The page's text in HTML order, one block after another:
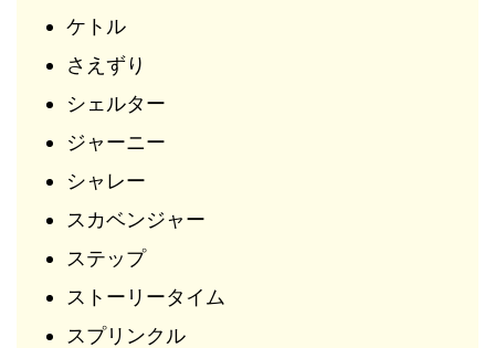
ケトル
さえずり
シェルター
ジャーニー
シャレー
スカベンジャー
ステップ
ストーリータイム
スプリンクル